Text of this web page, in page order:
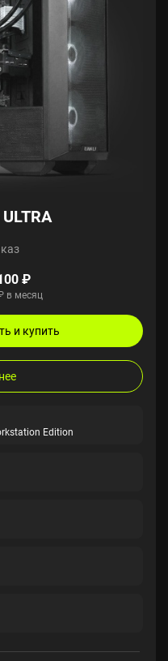
₽
в месяц
и купить
Edition